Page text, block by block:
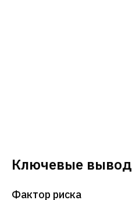
Ключевые
Фактор риска